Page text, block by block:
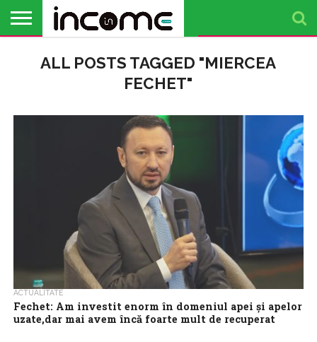
PROFIL DE
ANTREPRENOR
BUSINESS
ANALIZE
OPINII
FINANȚE
PERSONALE
TIMP
LIBER
ALL POSTS TAGGED "MIERCEA
FECHET"
ACTUALITATE
Fechet: Am investit enorm în domeniul apei și apelor
uzate,dar mai avem încă foarte mult de recuperat